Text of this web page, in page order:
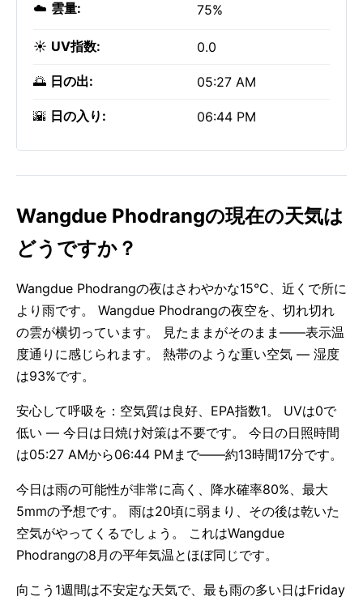
☁️ 雲量: 75%
☀️ UV指数: 0.0
🌅 日の出: 05:27 AM
🌇 日の入り: 06:44 PM
Wangdue Phodrangの現在の天気は
どうですか？
Wangdue Phodrangの夜はさわやかな15°C、近くで所に
より雨です。 Wangdue Phodrangの夜空を、切れ切れ
の雲が横切っています。 見たままがそのまま——表示温
度通りに感じられます。 熱帯のような重い空気 — 湿度
は93%です。
安心して呼吸を：空気質は良好、EPA指数1。 UVは0で
低い — 今日は日焼け対策は不要です。 今日の日照時間
は05:27 AMから06:44 PMまで——約13時間17分です。
今日は雨の可能性が非常に高く、降水確率80%、最大
5mmの予想です。 雨は20頃に弱まり、その後は乾いた
空気がやってくるでしょう。 これはWangdue
Phodrangの8月の平年気温とほぼ同じです。
向こう1週間は不安定な天気で、最も雨の多い日はFriday